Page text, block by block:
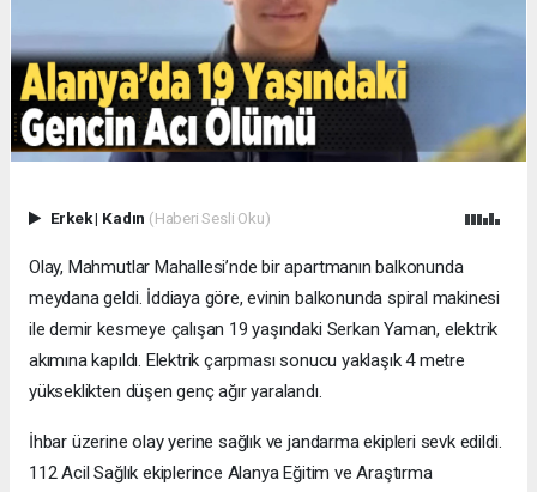
Erkek| Kadın (Haberi Sesli Oku)
Olay, Mahmutlar Mahallesi’nde bir apartmanın balkonunda
meydana geldi. İddiaya göre, evinin balkonunda spiral makinesi
ile demir kesmeye çalışan 19 yaşındaki Serkan Yaman, elektrik
akımına kapıldı. Elektrik çarpması sonucu yaklaşık 4 metre
yükseklikten düşen genç ağır yaralandı.
İhbar üzerine olay yerine sağlık ve jandarma ekipleri sevk edildi.
112 Acil Sağlık ekiplerince Alanya Eğitim ve Araştırma